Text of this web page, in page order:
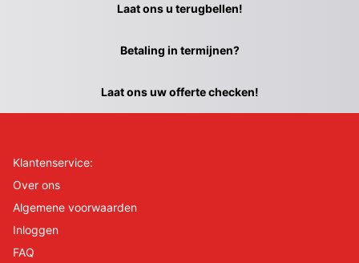
Laat ons u terugbellen!
Betaling in termijnen?
Laat ons uw offerte checken!
Klantenservice:
Over ons
Algemene voorwaarden
Inloggen
FAQ